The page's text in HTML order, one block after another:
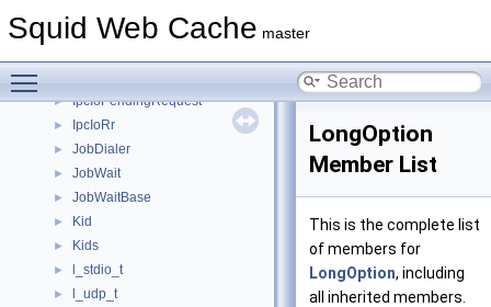
Squid Web Cache master
IpcIoFile
► IpcIoPendingRequest
► IpcIoRr
► JobDialer
► JobWait
► JobWaitBase
► Kid
► Kids
► l_stdio_t
► l_udp_t
LongOption
Member List
This is the complete list
of members for
LongOption, including
all inherited members.